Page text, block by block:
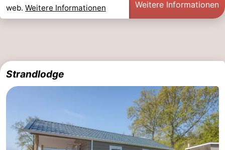
web. Weitere Informationen Weitere Informationen
Strandlodge